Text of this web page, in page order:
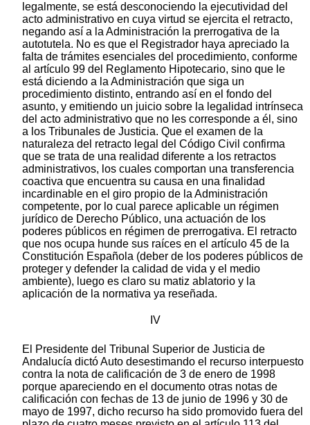
legalmente, se está desconociendo la ejecutividad del
acto administrativo en cuya virtud se ejercita el retracto,
negando así a la Administración la prerrogativa de la
autotutela. No es que el Registrador haya apreciado la
falta de trámites esenciales del procedimiento, conforme
al artículo 99 del Reglamento Hipotecario, sino que le
está diciendo a la Administración que siga un
procedimiento distinto, entrando así en el fondo del
asunto, y emitiendo un juicio sobre la legalidad intrínseca
del acto administrativo que no les corresponde a él, sino
a los Tribunales de Justicia. Que el examen de la
naturaleza del retracto legal del Código Civil confirma
que se trata de una realidad diferente a los retractos
administrativos, los cuales comportan una transferencia
coactiva que encuentra su causa en una finalidad
incardinable en el giro propio de la Administración
competente, por lo cual parece aplicable un régimen
jurídico de Derecho Público, una actuación de los
poderes públicos en régimen de prerrogativa. El retracto
que nos ocupa hunde sus raíces en el artículo 45 de la
Constitución Española (deber de los poderes públicos de
proteger y defender la calidad de vida y el medio
ambiente), luego es claro su matiz ablatorio y la
aplicación de la normativa ya reseñada.
IV
El Presidente del Tribunal Superior de Justicia de
Andalucía dictó Auto desestimando el recurso interpuesto
contra la nota de calificación de 3 de enero de 1998
porque apareciendo en el documento otras notas de
calificación con fechas de 13 de junio de 1996 y 30 de
mayo de 1997, dicho recurso ha sido promovido fuera del